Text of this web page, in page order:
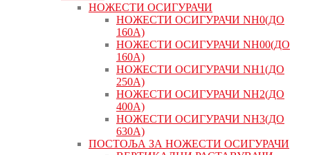
НОЖЕСТИ ОСИГУРАЧИ
НОЖЕСТИ ОСИГУРАЧИ NH0(ДО
160А)
НОЖЕСТИ ОСИГУРАЧИ NH00(ДО
160А)
НОЖЕСТИ ОСИГУРАЧИ NH1(ДО
250А)
НОЖЕСТИ ОСИГУРАЧИ NH2(ДО
400А)
НОЖЕСТИ ОСИГУРАЧИ NH3(ДО
630А)
ПОСТОЉА ЗА НОЖЕСТИ ОСИГУРАЧИ